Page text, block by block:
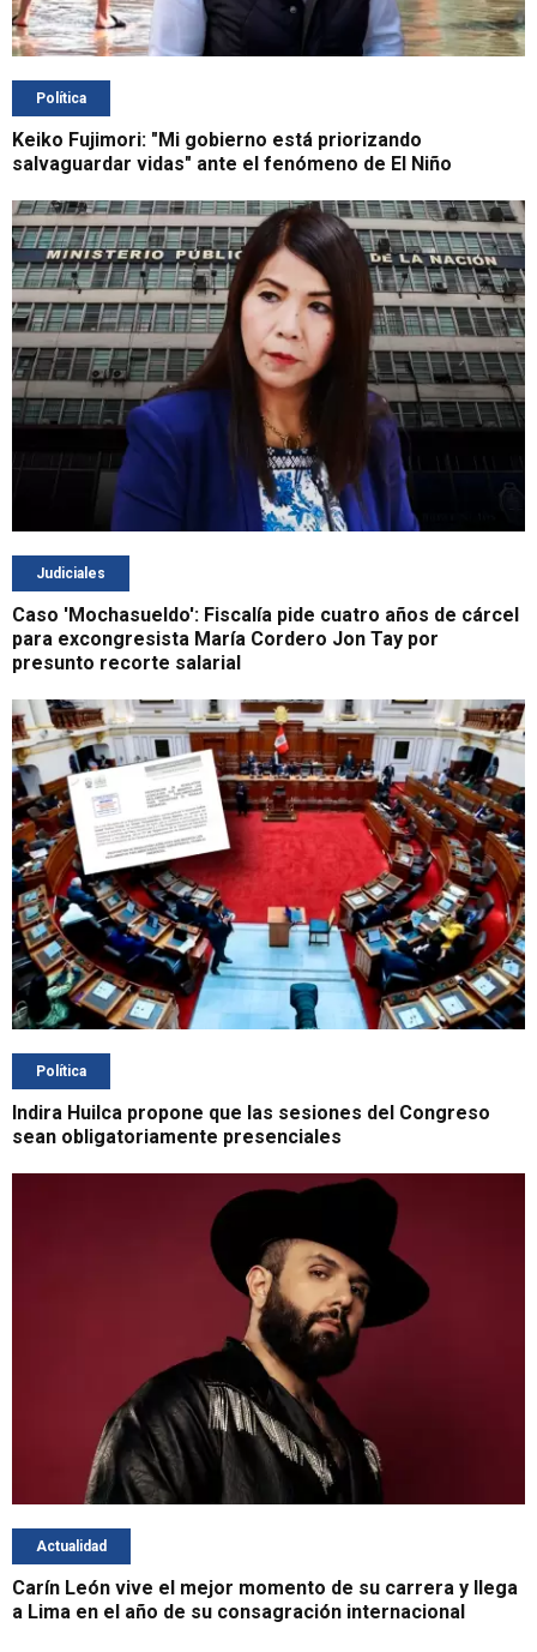
Política
Keiko Fujimori: "Mi gobierno está priorizando
salvaguardar vidas" ante el fenómeno de El Niño
Judiciales
Caso 'Mochasueldo': Fiscalía pide cuatro años de cárcel
para excongresista María Cordero Jon Tay por
presunto recorte salarial
Política
Indira Huilca propone que las sesiones del Congreso
sean obligatoriamente presenciales
Actualidad
Carín León vive el mejor momento de su carrera y llega
a Lima en el año de su consagración internacional